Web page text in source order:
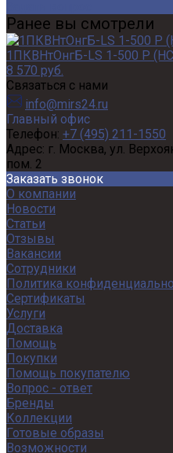
Ранее вы смотрели
1ПКВНтОнгБ-LS 1-500 Р
8 570 руб.
Связаться с нами
info@mirs24.ru
Главный офис
Телефон: +7 (495) 211-1550
Адрес: г. Москва, ул.
пом. 2
Заказать звонок
О компании
Новости
Статьи
Отзывы
Вакансии
Сотрудники
Политика
Сертификаты
Услуги
Доставка
Помощь
Покупки
Помощь покупателю
Вопрос - ответ
Бренды
Коллекции
Готовые образы
Возможности